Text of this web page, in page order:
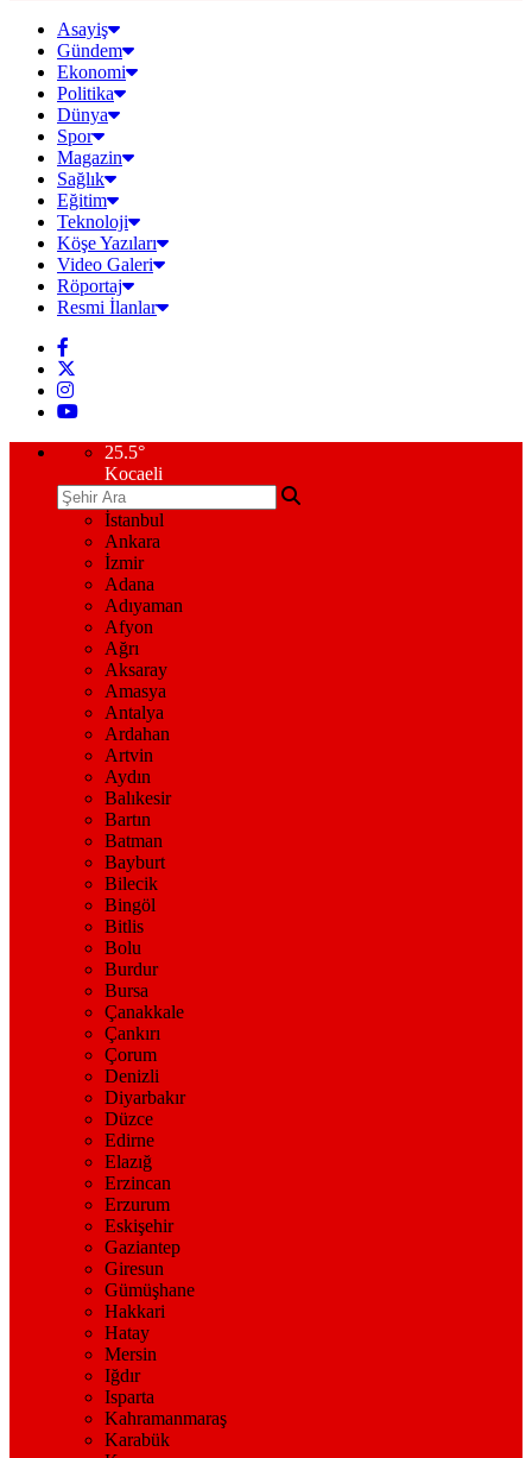
Asayiş
Gündem
Ekonomi
Politika
Dünya
Spor
Magazin
Sağlık
Eğitim
Teknoloji
Köşe Yazıları
Video Galeri
Röportaj
Resmi İlanlar
25.5°
Kocaeli
İstanbul
Ankara
İzmir
Adana
Adıyaman
Afyon
Ağrı
Aksaray
Amasya
Antalya
Ardahan
Artvin
Aydın
Balıkesir
Bartın
Batman
Bayburt
Bilecik
Bingöl
Bitlis
Bolu
Burdur
Bursa
Çanakkale
Çankırı
Çorum
Denizli
Diyarbakır
Düzce
Edirne
Elazığ
Erzincan
Erzurum
Eskişehir
Gaziantep
Giresun
Gümüşhane
Hakkari
Hatay
Mersin
Iğdır
Isparta
Kahramanmaraş
Karabük